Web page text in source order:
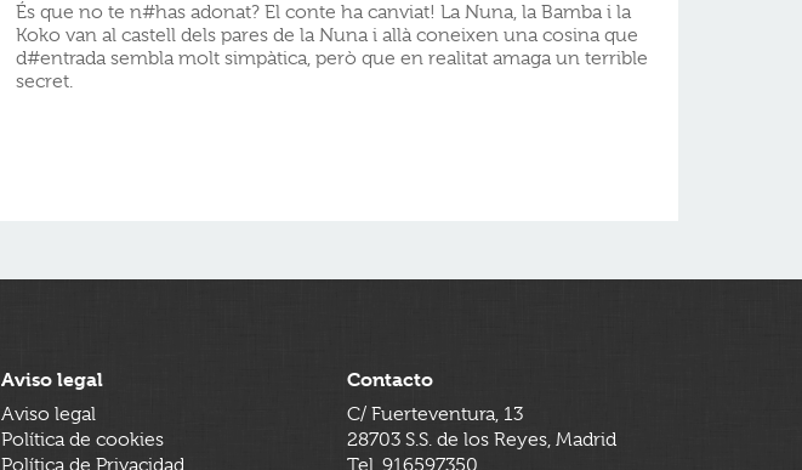
És que no te n#has adonat? El conte ha canviat! La Nuna, la Bamba i la
Koko van al castell dels pares de la Nuna i allà coneixen una cosina que
d#entrada sembla molt simpàtica, però que en realitat amaga un terrible
secret.
Aviso legal
Aviso legal
Política de cookies
Política de Privacidad
Contacto
C/ Fuerteventura, 13
28703 S.S. de los Reyes, Madrid
Tel. 916597350